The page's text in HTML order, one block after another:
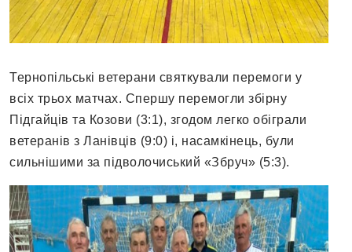
Тернопільські ветерани святкували перемоги у
всіх трьох матчах. Спершу перемогли збірну
Підгайців та Козови (3:1), згодом легко обіграли
ветеранів з Ланівців (9:0) і, насамкінець, були
сильнішими за підволочиський «Збруч» (5:3).